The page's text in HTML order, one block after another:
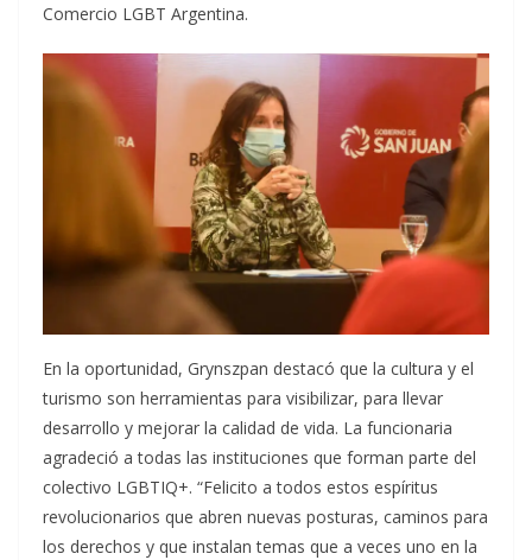
Comercio LGBT Argentina.
En la oportunidad, Grynszpan destacó que la cultura y el
turismo son herramientas para visibilizar, para llevar
desarrollo y mejorar la calidad de vida. La funcionaria
agradeció a todas las instituciones que forman parte del
colectivo LGBTIQ+. “Felicito a todos estos espíritus
revolucionarios que abren nuevas posturas, caminos para
los derechos y que instalan temas que a veces uno en la